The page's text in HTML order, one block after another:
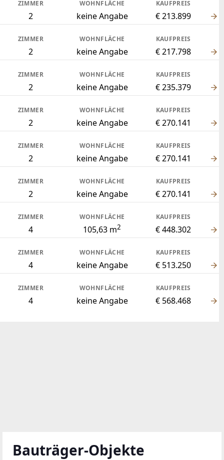
ZIMMER
2
WOHNFLÄCHE
keine Angabe
KAUFPREIS
€ 213.899
ZIMMER
2
WOHNFLÄCHE
keine Angabe
KAUFPREIS
€ 217.798
ZIMMER
2
WOHNFLÄCHE
keine Angabe
KAUFPREIS
€ 235.379
ZIMMER
2
WOHNFLÄCHE
keine Angabe
KAUFPREIS
€ 270.141
ZIMMER
2
WOHNFLÄCHE
keine Angabe
KAUFPREIS
€ 270.141
ZIMMER
2
WOHNFLÄCHE
keine Angabe
KAUFPREIS
€ 270.141
ZIMMER
4
WOHNFLÄCHE
105,63 m2
KAUFPREIS
€ 448.302
ZIMMER
4
WOHNFLÄCHE
keine Angabe
KAUFPREIS
€ 513.250
ZIMMER
4
WOHNFLÄCHE
keine Angabe
KAUFPREIS
€ 568.468
Bauträger-Objekte